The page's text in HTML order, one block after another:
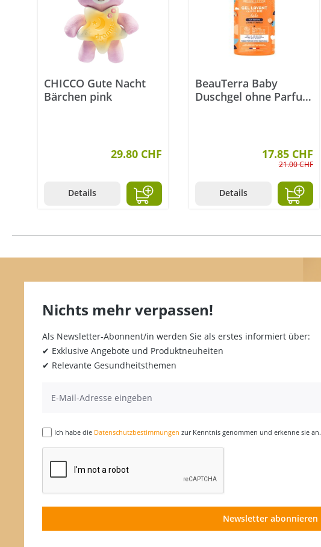
CHICCO Gute Nacht
Bärchen pink
29.80 CHF
Details
BeauTerra Baby
Duschgel ohne Parfum
17.85 CHF
21.00 CHF
Details
Nichts mehr verpassen!
Als Newsletter-Abonnent/in werden Sie als erstes informiert über:
✔ Exklusive Angebote und Produktneuheiten
✔ Relevante Gesundheitsthemen
Ich habe die Datenschutzbestimmungen zur Kenntnis genommen und erkenne sie an.
Newsletter abonnieren